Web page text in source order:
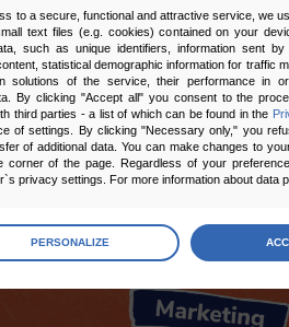
to a secure, functional and attractive service, we
text files (e.g. cookies) contained on your
such as unique identifiers, information sent
statistical demographic information for traffic
solutions of the service, their performance in
By clicking "Accept all" you consent to the
third parties - a list of which can be found in the
of settings. By clicking "Necessary only," you
of additional data. You can make changes to
corner of the page. Regardless of your
privacy settings. For more information about data
PERSONALIZE
5.00 1 głosów